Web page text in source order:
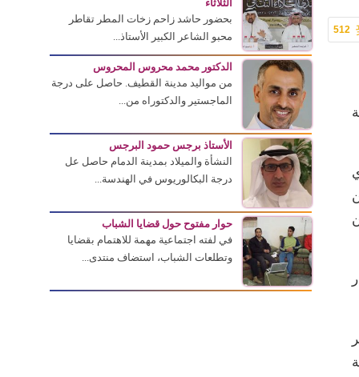
512
الثلاثاء
بحضور حاشد زاحم زخات المطر تقاطر
محبو الشاعر الكبير الأستاذ...
الدكتور محمد محروس المحروس
من مواليد مدينة القطيف. حاصل على درجة
الماجستير والدكتوراه من...
الأستاذ برجس حمود البرجس
النشأة والميلاد بمدينة الدمام حاصل عل
درجة البكالوريوس في الهندسة...
حوار مفتوح حول قضايا الشباب
في لفته اجتماعية مهمة للاهتمام بقضايا
وتطلعات الشباب، استضاف منتدى...